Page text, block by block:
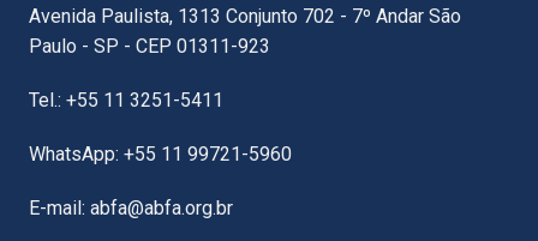
Avenida Paulista, 1313 Conjunto 702 - 7º Andar São
Paulo - SP - CEP 01311-923
Tel.: +55 11 3251-5411
WhatsApp: +55 11 99721-5960
E-mail: abfa@abfa.org.br